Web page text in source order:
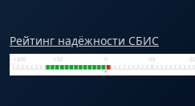
Рейтинг надёжности СБИС